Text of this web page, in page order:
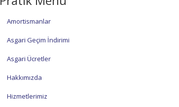
Amortismanlar
Asgari Geçim İndirimi
Asgari Ücretler
Hakkımızda
Hizmetlerimiz